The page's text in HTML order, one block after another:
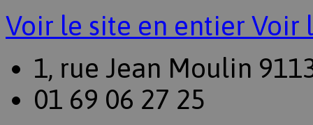
Voir le site en entier Voir
1, rue Jean Moulin
01 69 06 27 25